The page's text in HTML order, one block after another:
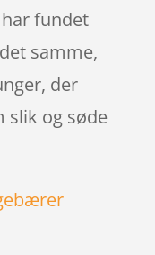
fundet
samme,
der
slik og søde